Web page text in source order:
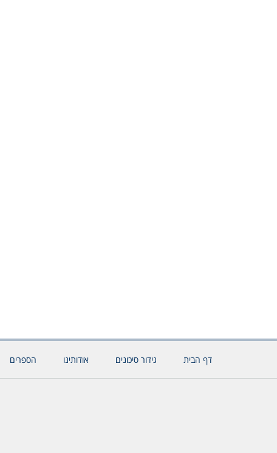
דף הבית גידור סיכונים אודותינו הספרים